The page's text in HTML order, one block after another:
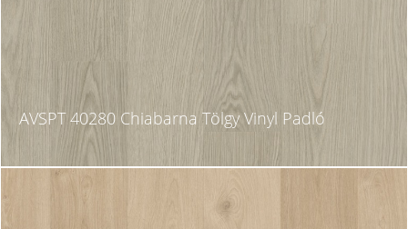
AVSPT 40280 Chiabarna Tölgy Vinyl Padló